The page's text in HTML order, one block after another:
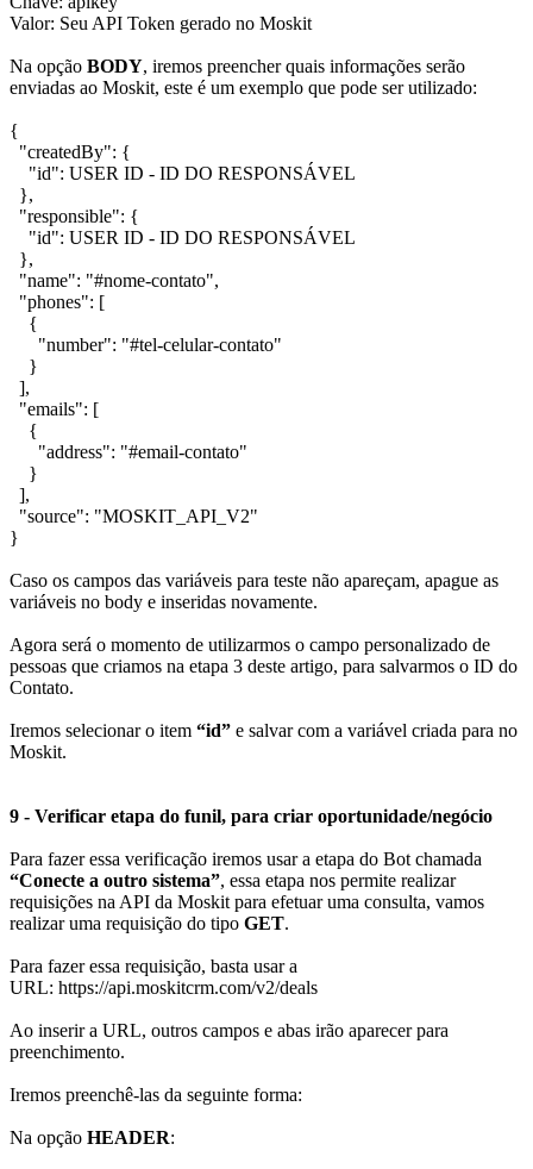
Valor: Seu API Token gerado no Moskit
Na opção BODY, iremos preencher quais informações serão
enviadas ao Moskit, este é um exemplo que pode ser utilizado:
{
"createdBy": {
"id": USER ID - ID DO RESPONSÁVEL
},
"responsible": {
"id": USER ID - ID DO RESPONSÁVEL
},
"name": "#nome-contato",
"phones": [
{
"number": "#tel-celular-contato"
}
],
"emails": [
{
"address": "#email-contato"
}
],
"source": "MOSKIT_API_V2"
}
Caso os campos das variáveis para teste não apareçam, apague as
variáveis no body e inseridas novamente.
Agora será o momento de utilizarmos o campo personalizado de
pessoas que criamos na etapa 3 deste artigo, para salvarmos o ID do
Contato.
Iremos selecionar o item “id” e salvar com a variável criada para no
Moskit.
9 - Verificar etapa do funil, para criar oportunidade/negócio
Para fazer essa verificação iremos usar a etapa do Bot chamada
“Conecte a outro sistema”, essa etapa nos permite realizar
requisições na API da Moskit para efetuar uma consulta, vamos
realizar uma requisição do tipo GET.
Para fazer essa requisição, basta usar a
URL: https://api.moskitcrm.com/v2/deals
Ao inserir a URL, outros campos e abas irão aparecer para
preenchimento.
Iremos preenchê-las da seguinte forma:
Na opção HEADER: